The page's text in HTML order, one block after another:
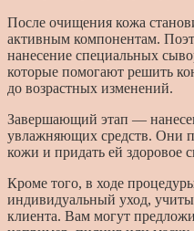
После очищения кожа
активным компонентам.
нанесение специальных
которые помогают решить
до возрастных изменений.
Завершающий этап —
увлажняющих средств. Они
кожи и придать ей здоровое
Кроме того, в ходе
индивидуальный уход,
клиента. Вам могут